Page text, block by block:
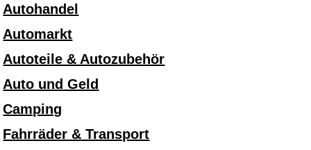
Autohandel
Automarkt
Autoteile & Autozubehör
Auto und Geld
Camping
Fahrräder & Transport